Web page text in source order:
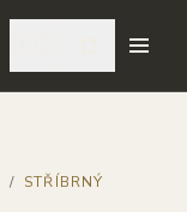
/ STŘÍBRNÝ